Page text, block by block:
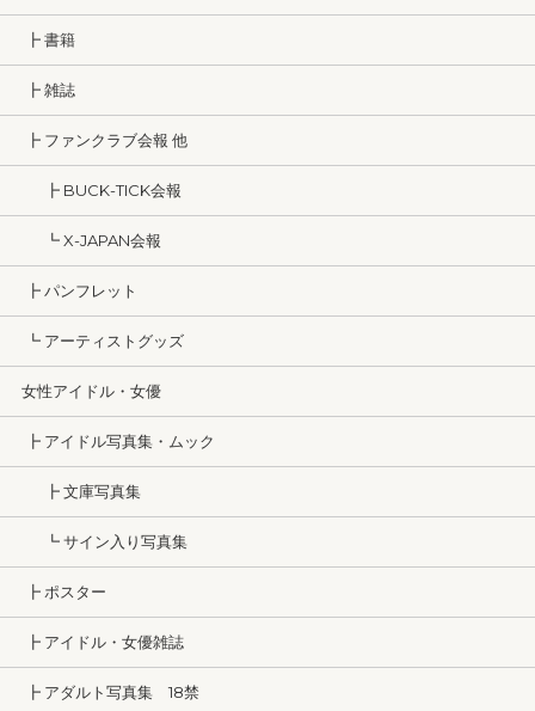
┣ 書籍
┣ 雑誌
┣ ファンクラブ会報 他
┣ BUCK-TICK会報
┗ X-JAPAN会報
┣ パンフレット
┗ アーティストグッズ
女性アイドル・女優
┣ アイドル写真集・ムック
┣ 文庫写真集
┗ サイン入り写真集
┣ ポスター
┣ アイドル・女優雑誌
┣ アダルト写真集 18禁